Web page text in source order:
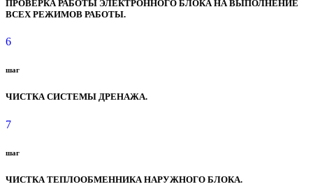
ПРОВЕРКА РАБОТЫ ЭЛЕКТРОННОГО БЛОКА НА ВЫПОЛНЕНИЕ
ВСЕХ РЕЖИМОВ РАБОТЫ.
6
шаг
ЧИСТКА СИСТЕМЫ ДРЕНАЖА.
7
шаг
ЧИСТКА ТЕПЛООБМЕННИКА НАРУЖНОГО БЛОКА.